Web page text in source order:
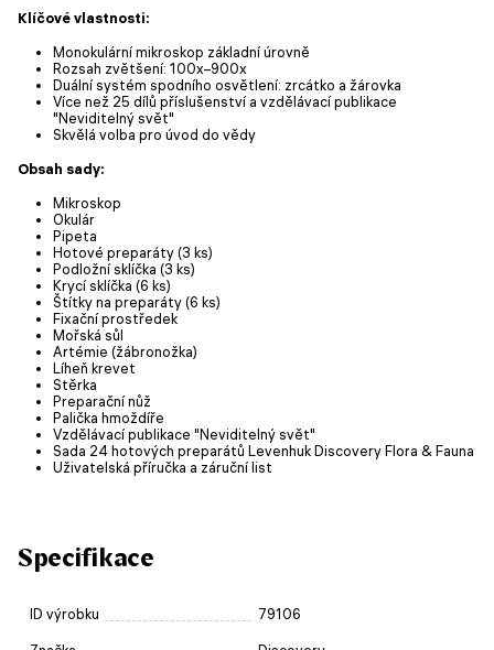
Klíčové vlastnosti:
Monokulární mikroskop základní úrovně
Rozsah zvětšení: 100x–900x
Duální systém spodního osvětlení: zrcátko a žárovka
Více než 25 dílů příslušenství a vzdělávací publikace
"Neviditelný svět"
Skvělá volba pro úvod do vědy
Obsah sady:
Mikroskop
Okulár
Pipeta
Hotové preparáty (3 ks)
Podložní sklíčka (3 ks)
Krycí sklíčka (6 ks)
Štítky na preparáty (6 ks)
Fixační prostředek
Mořská sůl
Artémie (žábronožka)
Líheň krevet
Stěrka
Preparační nůž
Palička hmoždíře
Vzdělávací publikace "Neviditelný svět"
Sada 24 hotových preparátů Levenhuk Discovery Flora & Fauna
Uživatelská příručka a záruční list
Specifikace
ID výrobku 79106